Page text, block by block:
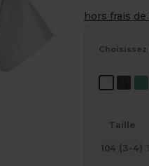
hors frais
Taille
104 (3-4)